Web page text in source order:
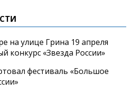
на улице Грина 19 апреля
конкурс «Звезда России»
фестиваль «Большое